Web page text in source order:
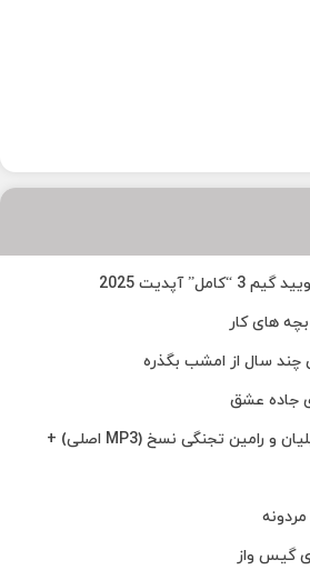
آپدیت 2025
های کار
چند سال از امشب بگذره
جاده عشق
دانلود آهنگ مسعود جلیلیان و رامین تجنگی نسخ (MP3 اصلی) +
گیس واز